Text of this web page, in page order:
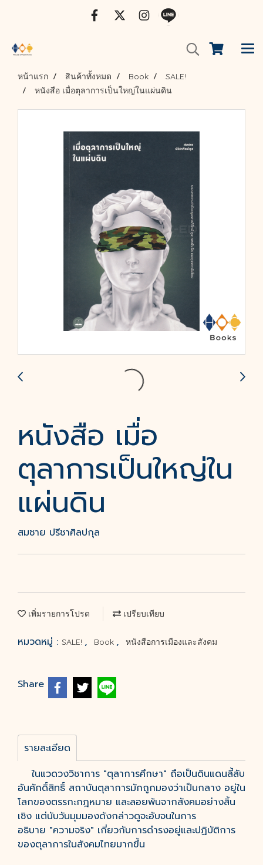
หน้าแรก สินค้าทั้งหมด Book
SALE!
หนังสือ เมื่อตุลาการเป็นใหญ่ในแผ่นดิน
หนังสือ เมื่อ
ตุลาการเป็นใหญ่ใน
แผ่นดิน
สมชาย ปรีชาศิลปกุล
เพิ่มรายการโปรด เปรียบเทียบ
หมวดหมู่ : SALE! , Book , หนังสือการเมืองและสังคม
Share
รายละเอียด
ในแวดวงวิชาการ "ตุลาการศึกษา" ถือเป็นดินแดนลี้ลับ
อันศักดิ์สิทธิ์ สถาบันตุลาการมักถูกมองว่าเป็นกลาง อยู่ใน
โลกของตรรกะกฎหมาย และลอยพ้นจากสังคมอย่างสิ้น
เชิง แต่นับวันมุมมองดังกล่าวดูจะอับจนในการ
อธิบาย "ความจริง" เกี่ยวกับการดำรงอยู่และปฏิบัติการ
ของตุลาการในสังคมไทยมากขึ้น